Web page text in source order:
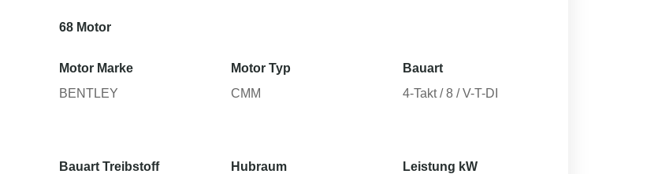
68 Motor
Motor Marke
BENTLEY
Motor Typ
CMM
Bauart
4-Takt / 8 / V-T-DI
Bauart Treibstoff
Hubraum
Leistung kW